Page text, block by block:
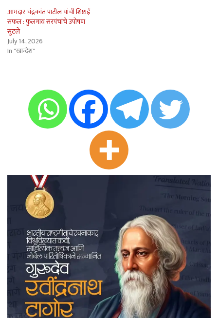
आमदार चंद्रकांत पाटील यांची शिष्टाई
सफल : फुलगाव सरपंचांचे उपोषण
सुटले
July 14, 2026
In "खान्देश"